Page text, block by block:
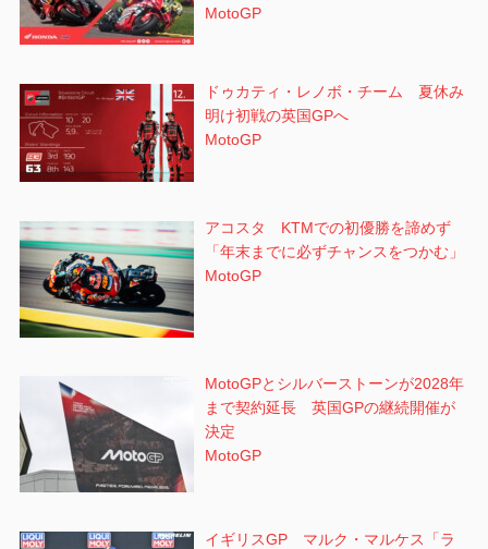
MotoGP
ドゥカティ・レノボ・チーム 夏休み
明け初戦の英国GPへ
MotoGP
アコスタ KTMでの初優勝を諦めず
「年末までに必ずチャンスをつかむ」
MotoGP
MotoGPとシルバーストーンが2028年
まで契約延長 英国GPの継続開催が
決定
MotoGP
イギリスGP マルク・マルケス「ラ